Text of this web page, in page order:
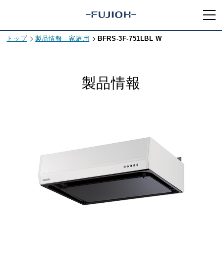
トップ 製品情報 - 家庭用 BFRS-3F-751LBL W
製品情報